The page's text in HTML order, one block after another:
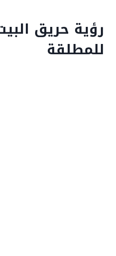
رؤية حريق
للمطلقة